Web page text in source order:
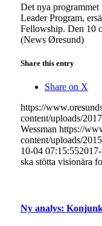
Det nya
Leader Program,
Fellowship. Den 10
(News Øresund)
Share this entry
Share on X
https://
content/uploads/
Wessman https://
content/uploads/
10-04 07:15:55
ska stötta visionära
Ny analys: